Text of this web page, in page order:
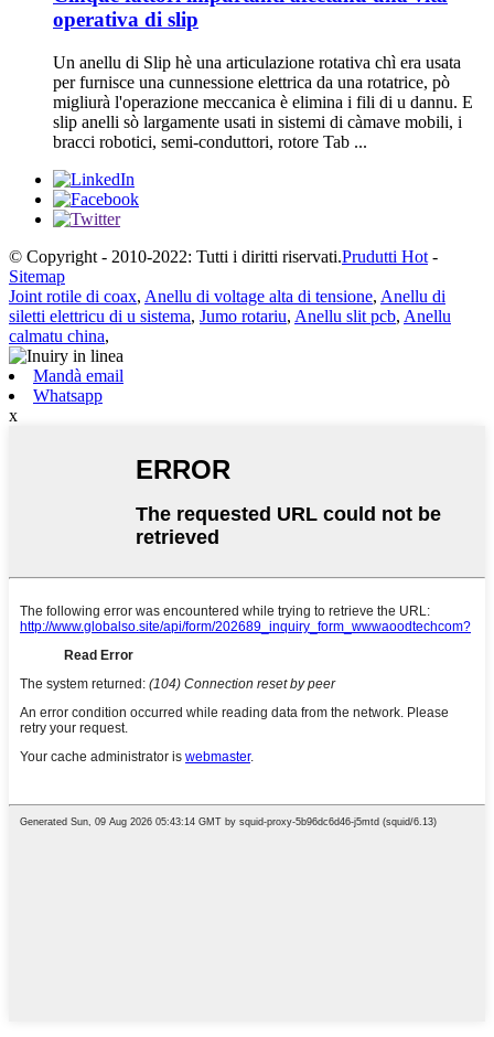
operativa di slip
Un anellu di Slip hè una articulazione rotativa chì era usata
per furnisce una cunnessione elettrica da una rotatrice, pò
migliurà l'operazione meccanica è elimina i fili di u dannu. E
slip anelli sò largamente usati in sistemi di càmave mobili, i
bracci robotici, semi-conduttori, rotore Tab ...
© Copyright - 2010-2022: Tutti i diritti riservati.Prudutti Hot -
Sitemap
Joint rotile di coax, Anellu di voltage alta di tensione, Anellu di
siletti elettricu di u sistema, Jumo rotariu, Anellu slit pcb, Anellu
calmatu china,
Mandà email
Whatsapp
x